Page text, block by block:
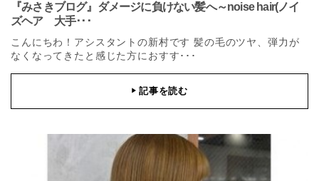
『みさきブログ』ダメージに負けない髪へ～noise hair(ノイ
ズヘア 大手･･･
こんにちわ！アシスタントの新村です 髪の毛のツヤ、弾力が
なくなってきたと感じた方におすす･･･
▶記事を読む